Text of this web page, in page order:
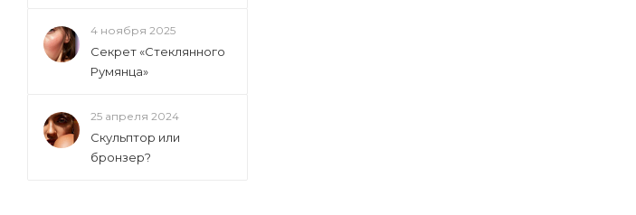
4 ноября 2025
Секрет «Стеклянного
Румянца»
25 апреля 2024
Скульптор или
бронзер?